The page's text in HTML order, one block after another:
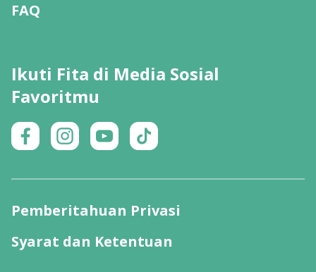
FAQ
Ikuti Fita di Media Sosial
Favoritmu
Pemberitahuan Privasi
Syarat dan Ketentuan